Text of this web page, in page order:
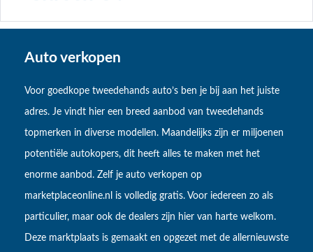
Auto verkopen
Voor goedkope tweedehands auto’s ben je bij aan het juiste
adres. Je vindt hier een breed aanbod van tweedehands
topmerken in diverse modellen. Maandelijks zijn er miljoenen
potentiële autokopers, dit heeft alles te maken met het
enorme aanbod. Zelf je auto verkopen op
marketplaceonline.nl is volledig gratis. Voor iedereen zo als
particulier, maar ook de dealers zijn hier van harte welkom.
Deze marktplaats is gemaakt en opgezet met de allernieuwste